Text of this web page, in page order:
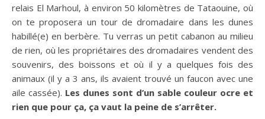
relais El Marhoul, à environ 50 kilomètres de Tataouine, où
on te proposera un tour de dromadaire dans les dunes
habillé(e) en berbère. Tu verras un petit cabanon au milieu
de rien, où les propriétaires des dromadaires vendent des
souvenirs, des boissons et où il y a quelques fois des
animaux (il y a 3 ans, ils avaient trouvé un faucon avec une
aile cassée). Les dunes sont d’un sable couleur ocre et
rien que pour ça, ça vaut la peine de s’arrêter.